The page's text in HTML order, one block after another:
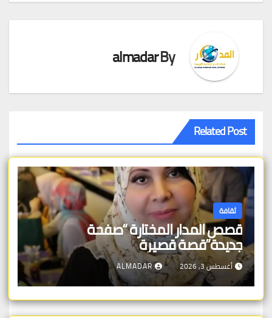
By
almadar
Related Post
ثقافة
قصص المدار المختارة “صفحة
جديدة”قصة قصيرة
أغسطس 3, 2026 ALMADAR